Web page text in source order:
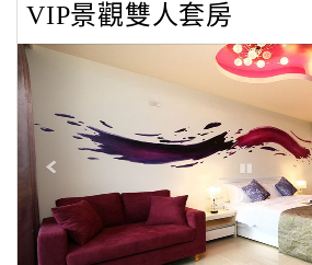
卡
訂
房
請
款
收
據
VIP景觀雙人套房